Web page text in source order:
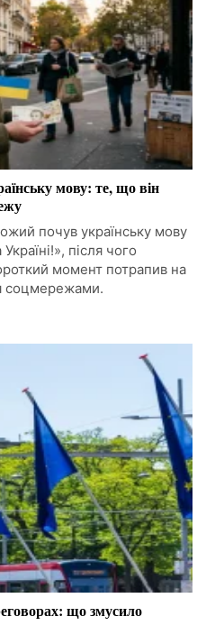
мову: те, що він
почув українську мову
після чого
момент потрапив на
соцмережами.
що змусило